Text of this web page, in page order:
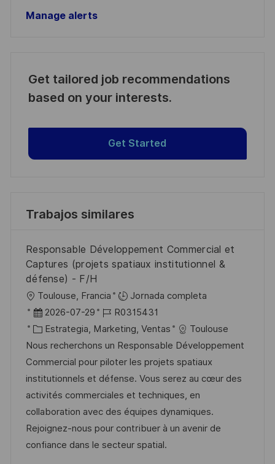
Manage alerts
Get tailored job recommendations
based on your interests.
Get Started
Trabajos similares
Responsable Développement Commercial et
Captures (projets spatiaux institutionnel &
défense) - F/H
U
b
c
a
c
i
ó
n
Toulouse, Francia
Jornada completa
F
e
c
h
a
d
e
p
u
2026-07-29
I
D
d
e
e
m
p
l
e
R0315431
C
a
t
e
g
o
r
í
Estrategia, Marketing, Ventas
Toulouse
Nous recherchons un Responsable Développement
Commercial pour piloter les projets spatiaux
institutionnels et défense. Vous serez au cœur des
activités commerciales et techniques, en
collaboration avec des équipes dynamiques.
Rejoignez-nous pour contribuer à un avenir de
confiance dans le secteur spatial.